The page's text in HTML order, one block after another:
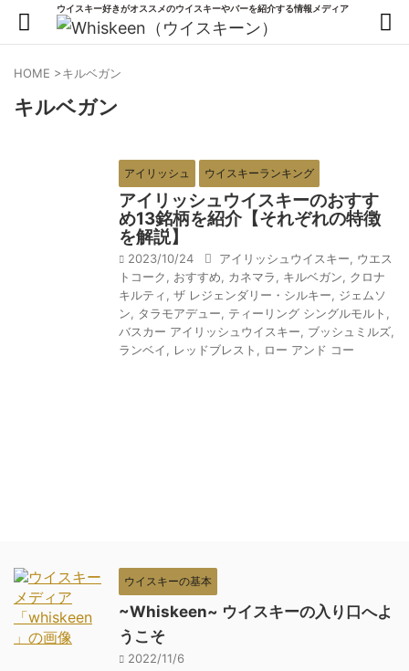
ウイスキー好きがオススメのウイスキーやバーを紹介する情報メディア
HOME >キルベガン
キルベガン
アイリッシュ ウイスキーランキング
アイリッシュウイスキーのおすす
め13銘柄を紹介【それぞれの特徴
を解説】
2023/10/24 アイリッシュウイスキー
ウエス
トコーク
おすすめ カネマラ キルベガン
クロナ
キルティ
ザ レジェンダリー・シルキー
ジェムソ
ン
タラモアデュー ティーリング シングルモルト
バスカー アイリッシュウイスキー
ブッシュミルズ
ランベイ
レッドブレスト ロー アンド コー
ウイスキーの基本
~Whiskeen~ ウイスキーの入り口へよ
うこそ
2022/11/6